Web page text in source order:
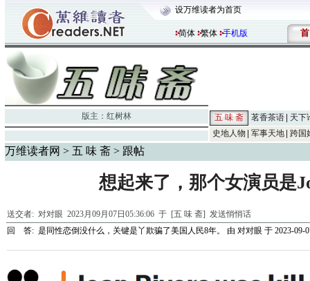
设万维读者为首页
简体 繁体 手机版 首
版主： 红树林 五 味 斋 茗香茶语
天下
史地人物
军事天地 跨国
万维读者网 > 五 味 斋 > 跟帖
想起来了，那个女演员是
送交者: 对对眼 2023月09月07日05:36:06 于 [五 味 斋] 发送悄悄话
回 答: 是同性恋倒没什么，关键是丫欺骗了美国人民8年。 由 对对眼 于 2023-09-